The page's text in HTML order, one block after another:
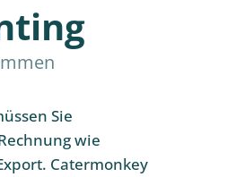
Sie
wie
Catermonkey